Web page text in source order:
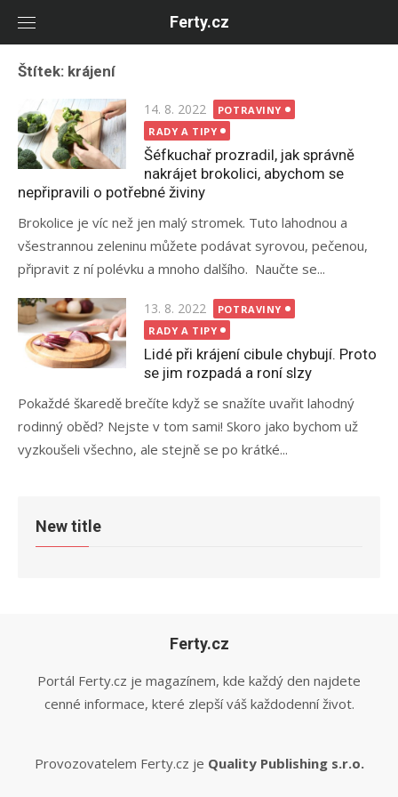
Ferty.cz
Štítek: krájení
Posted
on
14. 8. 2022
POTRAVINY
RADY A TIPY
Šéfkuchař prozradil, jak správně
nakrájet brokolici, abychom se
nepřipravili o potřebné živiny
Brokolice je víc než jen malý stromek. Tuto lahodnou a
všestrannou zeleninu můžete podávat syrovou, pečenou,
připravit z ní polévku a mnoho dalšího. Naučte se...
Posted
on
13. 8. 2022
POTRAVINY
RADY A TIPY
Lidé při krájení cibule chybují. Proto
se jim rozpadá a roní slzy
Pokaždé škaredě brečíte když se snažíte uvařit lahodný
rodinný oběd? Nejste v tom sami! Skoro jako bychom už
vyzkoušeli všechno, ale stejně se po krátké...
New title
Ferty.cz
Portál Ferty.cz je magazínem, kde každý den najdete
cenné informace, které zlepší váš každodenní život.
Provozovatelem Ferty.cz je Quality Publishing s.r.o.